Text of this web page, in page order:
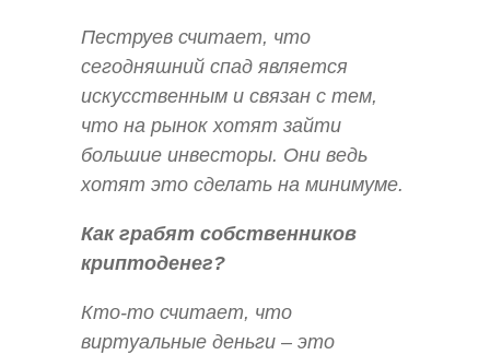
Пеструев считает, что
сегодняшний спад является
искусственным и связан с тем,
что на рынок хотят зайти
большие инвесторы. Они ведь
хотят это сделать на минимуме.
Как грабят собственников
криптоденег?
Кто-то считает, что
виртуальные деньги – это